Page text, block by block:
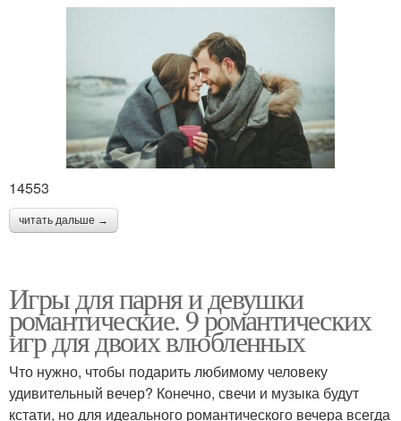
14553
читать дальше →
Игры для парня и девушки
романтические. 9 романтических
игр для двоих влюбленных
Что нужно, чтобы подарить любимому человеку
удивительный вечер? Конечно, свечи и музыка будут
кстати, но для идеального романтического вечера всегда